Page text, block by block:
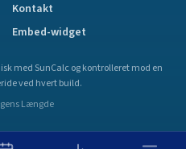
Kontakt
Embed-widget
med SunCalc og kontrolleret mod en
ved hvert build.
Længde